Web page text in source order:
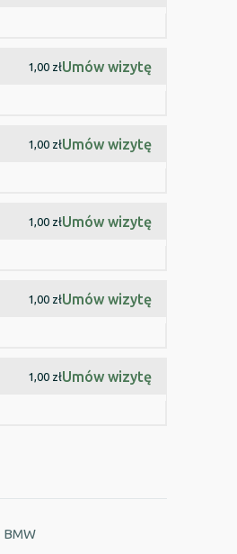
1,00 złUmów wizytę
1,00 złUmów wizytę
1,00 złUmów wizytę
1,00 złUmów wizytę
1,00 złUmów wizytę
BMW